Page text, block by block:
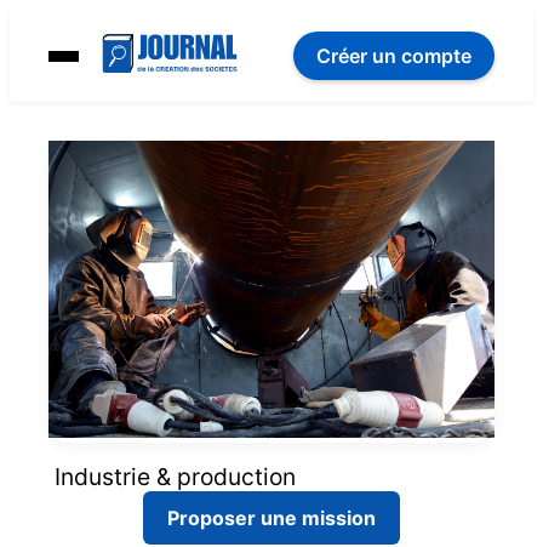
Créer un compte
Industrie & production
Proposer une mission